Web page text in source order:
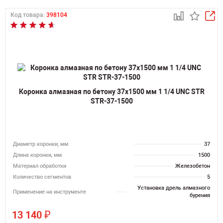
Код товара: 398104
Коронка алмазная по бетону 37х1500 мм 1 1/4 UNC STR
STR-37-1500
Диаметр коронки, мм
37
Длина коронки, мм
1500
Материал обработки
Железобетон
Количество сегментов
5
Применение на инструменте
Установка дрель алмазного
бурения
13 140 ₽